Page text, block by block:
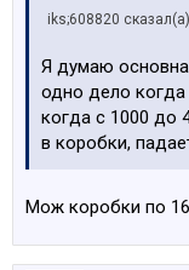
iks;608820
Я думаю
одно дело когда
когда с 1000 до
в коробки,
Мож коробки по